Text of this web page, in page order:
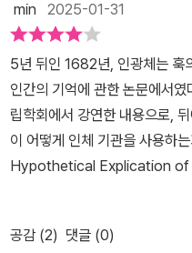
썼다가 지우고 다시 쓸 수 있는
관실이나 도서관, 물품을 저장
품을 저장하는 금고, 중세 환전
이 기억의 은유로 사용됐다. 동
의 비밀스런 성질을 표현했다.
는 아퀴나스의 기억을 신성한
특별회원이던 로버트 훅은 자
비유를 사용했다. 그리하여 ‘볼
min 2025-01-31
5년 뒤인 1682년, 인광체는 훅
인간의 기억에 관한 논문에서
립학회에서 강연한 내용으로, 뒤
이 어떻게 인체 기관을 사용하
Hypothetical Explication
understood>라는 제목으로
감각은 감각기관을 통해 뇌에
공감 (2) 댓글 (0)